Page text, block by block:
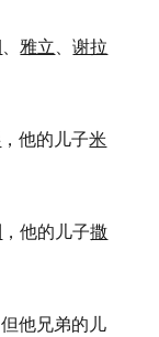
、雅立、谢拉
，他的儿子米
，他的儿子撒
他兄弟的儿